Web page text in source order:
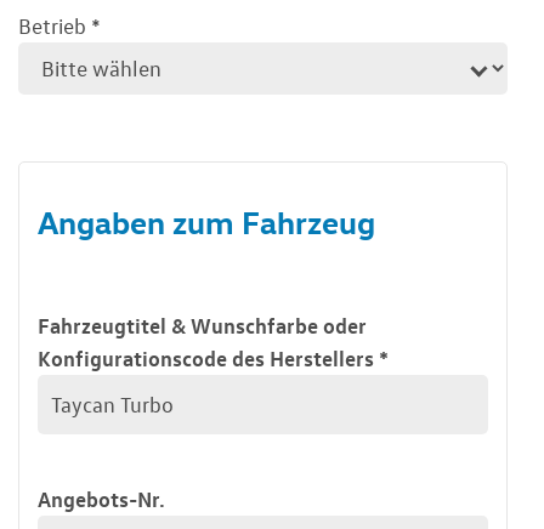
Betrieb *
Angaben zum Fahrzeug
Fahrzeugtitel & Wunschfarbe oder
Konfigurationscode des Herstellers *
Angebots-Nr.